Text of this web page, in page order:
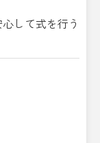
して式を行う